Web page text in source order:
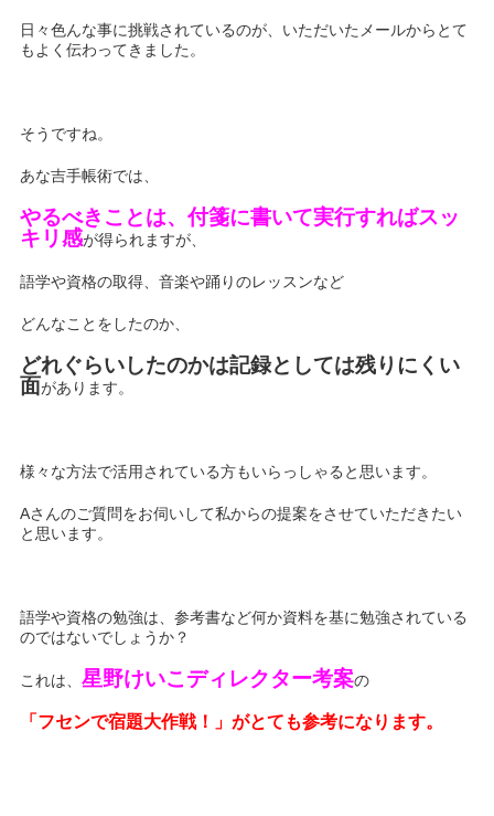
日々色んな事に挑戦されているのが、いただいたメールからとて
もよく伝わってきました。
そうですね。
あな吉手帳術では、
やるべきことは、付箋に書いて実行すればスッ
キリ感が得られますが、
語学や資格の取得、音楽や踊りのレッスンなど
どんなことをしたのか、
どれぐらいしたのかは記録としては残りにくい
面があります。
様々な方法で活用されている方もいらっしゃると思います。
Aさんのご質問をお伺いして私からの提案をさせていただきたい
と思います。
語学や資格の勉強は、参考書など何か資料を基に勉強されている
のではないでしょうか？
これは、星野けいこディレクター考案の
「フセンで宿題大作戦！」がとても参考になります。